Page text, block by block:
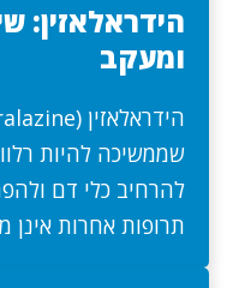
הידראלאזין:
ומעקב
שממשיכה להיות
להרחיב כלי דם
תרופות אחרות אינן